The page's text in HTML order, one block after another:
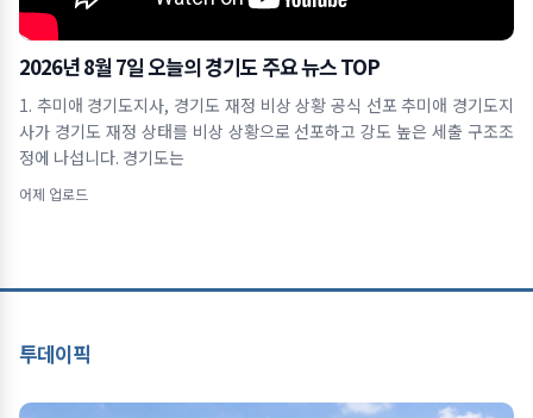
2026년 8월 7일 오늘의 경기도 주요 뉴스 TOP
1. 추미애 경기도지사, 경기도 재정 비상 상황 공식 선포 추미애 경기도지
사가 경기도 재정 상태를 비상 상황으로 선포하고 강도 높은 세출 구조조
정에 나섭니다. 경기도는
어제 업로드
투데이픽